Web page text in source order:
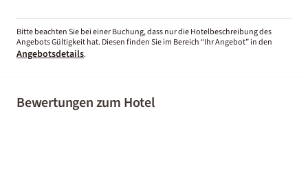
Bitte beachten Sie bei einer Buchung, dass nur die Hotelbeschreibung des
Angebots Gültigkeit hat. Diesen finden Sie im Bereich “Ihr Angebot” in den
Angebotsdetails.
Bewertungen zum Hotel